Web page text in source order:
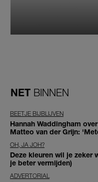
NET BINNEN
BEETJE BIJBLIJVEN
Hannah Waddingham
Matteo van der Grijn:
OH, JA JOH?
Deze kleuren wil je zeker
je beter vermijden)
ADVERTORIAL